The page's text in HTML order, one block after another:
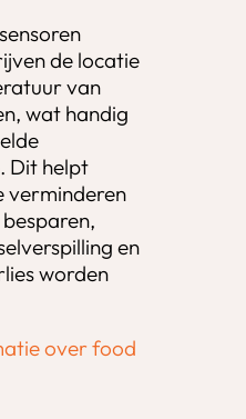
de locatie
van
wat handig
Dit helpt
verminderen
en
worden
over food